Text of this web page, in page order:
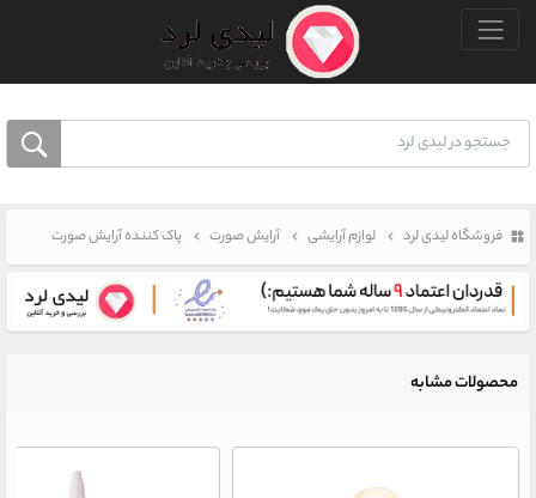
منو بالا
فروشگاه لیدی لرد لوازم آرایشی آرایش صورت پاک کننده آرایش صورت
محصولات مشابه